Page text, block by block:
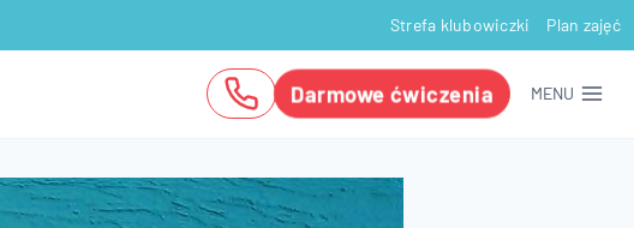
Strefa klubowiczki Plan zajęć
Darmowe ćwiczenia MENU